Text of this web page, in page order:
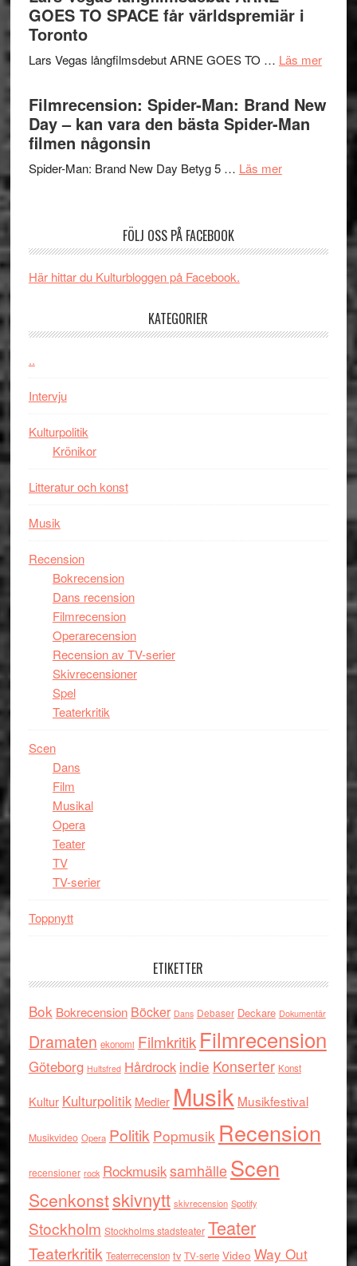
i
kan
tv-
serie:
–
om
människans
GOES TO SPACE får världspremiär i
Toronto
Lars Vegas långfilmsdebut ARNE GOES TO … Läs merom
Vegas
ARNE
i
Filmrecension: Spider-Man: Brand New
Day – kan vara den bästa Spider-Man
filmen någonsin
Spider-Man: Brand New Day Betyg 5 … Läs merom
vara
FÖLJ OSS PÅ FACEBOOK
Här hittar du Kulturbloggen på Facebook.
KATEGORIER
..
Intervju
Kulturpolitik
Krönikor
Litteratur och konst
Musik
Recension
Bokrecension
Dans recension
Filmrecension
Operarecension
Recension av TV-serier
Skivrecensioner
Spel
Teaterkritik
Scen
Dans
Film
Musikal
Opera
Teater
TV
TV-serier
Toppnytt
ETIKETTER
Bok Bokrecension Böcker Dans Debaser Deckare Dokumentär
Dramaten ekonomi Filmkritik Filmrecension
Göteborg Hultsfred Hårdrock indie Konserter Konst
Kultur Kulturpolitik Medier Musik Musikfestival
Musikvideo Opera Politik Popmusik Recension
recensioner rock RockmusiksamhälleScen
Scenkonstskivnytt skivrecension Spotify
Stockholm Stockholms stadsteater Teater
Teaterkritik Teaterrecension tv TV-serie Video Way Out